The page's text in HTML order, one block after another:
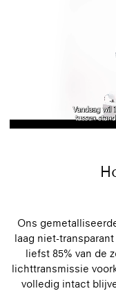
Ons
laag niet-
liefst 85% van de
lichttransmissie
volledig intact